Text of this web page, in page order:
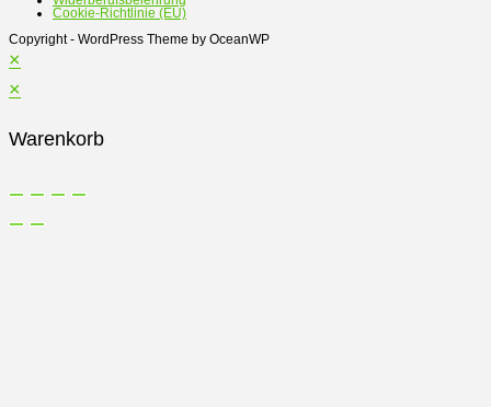
Cookie-Richtlinie (EU)
Copyright - WordPress Theme by OceanWP
×
×
Warenkorb